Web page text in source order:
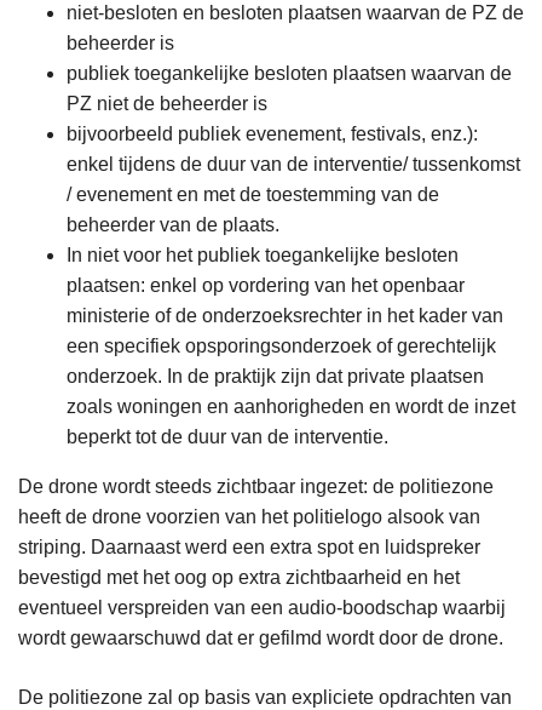
niet-besloten en besloten plaatsen waarvan de PZ de
beheerder is
publiek toegankelijke besloten plaatsen waarvan de
PZ niet de beheerder is
bijvoorbeeld publiek evenement, festivals, enz.):
enkel tijdens de duur van de interventie/ tussenkomst
/ evenement en met de toestemming van de
beheerder van de plaats.
In niet voor het publiek toegankelijke besloten
plaatsen: enkel op vordering van het openbaar
ministerie of de onderzoeksrechter in het kader van
een specifiek opsporingsonderzoek of gerechtelijk
onderzoek. In de praktijk zijn dat private plaatsen
zoals woningen en aanhorigheden en wordt de inzet
beperkt tot de duur van de interventie.
De drone wordt steeds zichtbaar ingezet: de politiezone
heeft de drone voorzien van het politielogo alsook van
striping. Daarnaast werd een extra spot en luidspreker
bevestigd met het oog op extra zichtbaarheid en het
eventueel verspreiden van een audio-boodschap waarbij
wordt gewaarschuwd dat er gefilmd wordt door de drone.
De politiezone zal op basis van expliciete opdrachten van